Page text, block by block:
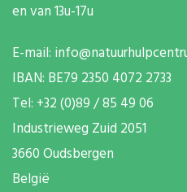
en van 13u-17u
E-mail:
IBAN: BE79 2350 4072 2733
Tel: +32 (0)89 / 85 49 06
Industrieweg Zuid 2051
3660 Oudsbergen
België